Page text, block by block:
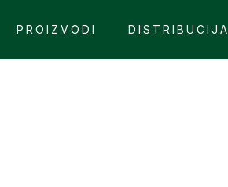
PROIZVODI DISTRIBUCIJA